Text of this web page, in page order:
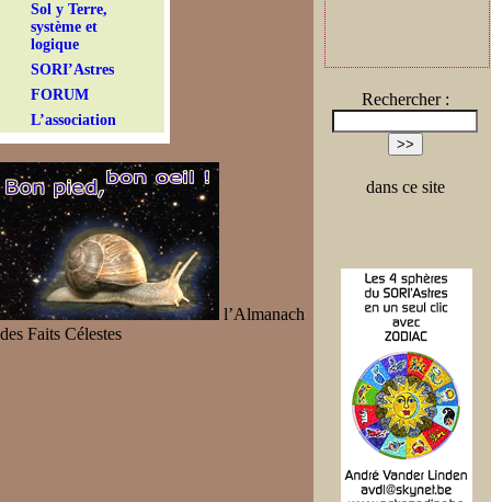
Sol y Terre,
système et
logique
SORI’Astres
FORUM
L’association
Rechercher :
dans ce site
l’Almanach
des Faits Célestes